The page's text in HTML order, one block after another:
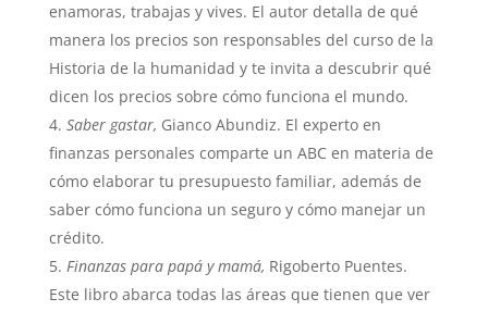
enamoras, trabajas y vives. El autor detalla de qué
manera los precios son responsables del curso de la
Historia de la humanidad y te invita a descubrir qué
dicen los precios sobre cómo funciona el mundo.
Saber gastar, Gianco Abundiz. El experto en
finanzas personales comparte un ABC en materia de
cómo elaborar tu presupuesto familiar, además de
saber cómo funciona un seguro y cómo manejar un
crédito.
Finanzas para papá y mamá, Rigoberto Puentes.
Este libro abarca todas las áreas que tienen que ver